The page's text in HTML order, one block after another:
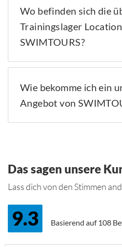
Wo befinden sich die
Trainingslager
SWIMTOURS?
Wie bekomme ich ein
Angebot von
Das sagen unsere
Lass dich von den Stimmen
9.3 Basierend auf108